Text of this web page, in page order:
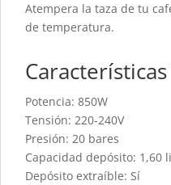
Atempera la taza de tu
de temperatura.
Potencia: 850W
Tensión: 220-240V
Presión: 20 bares
Capacidad depósito: 1,60
Depósito extraíble: Sí